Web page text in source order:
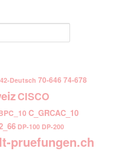
Deutsch 70-646 74-678
CISCO
C_GRCAC_10
DP-100 DP-200
It-pruefungen.ch